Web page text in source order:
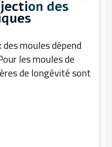
des
moules dépend
les moules de
de longévité sont